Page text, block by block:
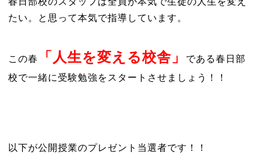
たい。と思って本気で指導しています。
この春 「人生を変える校舎」
である春日部
校で一緒に受験勉強をスタートさせましょう！！
以下が公開授業のプレゼント当選者です！！